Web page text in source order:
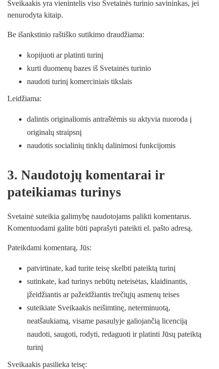
Sveikaakis yra vienintelis viso Svetainės turinio savininkas, jei
nenurodyta kitaip.
Be išankstinio raštiško sutikimo draudžiama:
kopijuoti ar platinti turinį
kurti duomenų bazes iš Svetainės turinio
naudoti turinį komerciniais tikslais
Leidžiama:
dalintis originaliomis antraštėmis su aktyvia nuoroda į
originalų straipsnį
naudotis socialinių tinklų dalinimosi funkcijomis
3. Naudotojų komentarai ir
pateikiamas turinys
Svetainė suteikia galimybę naudotojams palikti komentarus.
Komentuodami galite būti paprašyti pateikti el. pašto adresą.
Pateikdami komentarą, Jūs:
patvirtinate, kad turite teisę skelbti pateiktą turinį
sutinkate, kad turinys nebūtų neteisėtas, klaidinantis,
įžeidžiantis ar pažeidžiantis trečiųjų asmenų teises
suteikiate Sveikaakis neišimtinę, neterminuotą,
neatšaukiamą, visame pasaulyje galiojančią licenciją
naudoti, saugoti, rodyti, redaguoti ir platinti Jūsų pateiktą
turinį
Sveikaakis pasilieka teisę: